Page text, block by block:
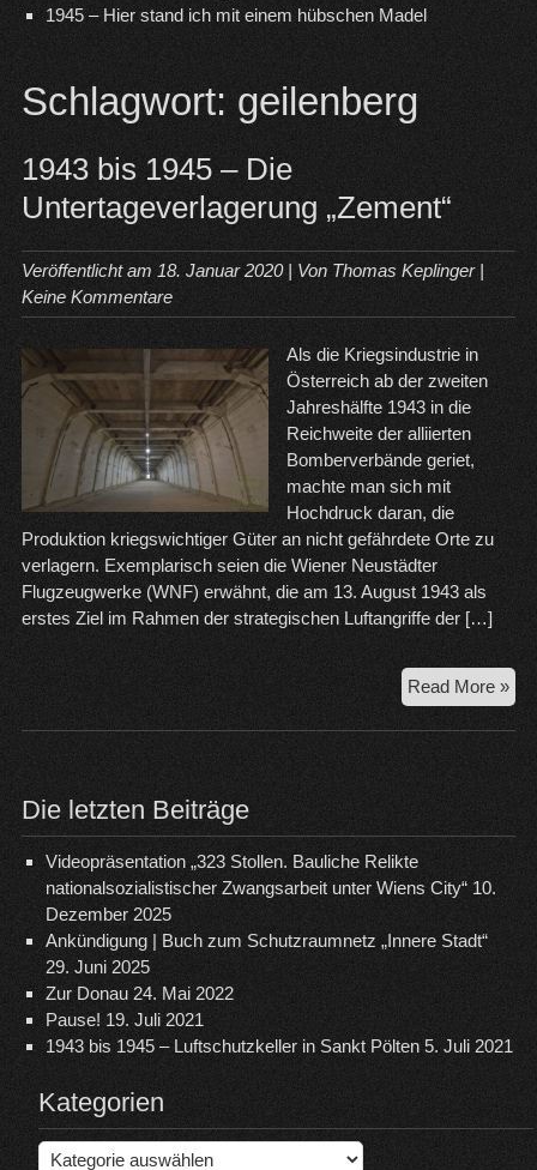
1945 – Hier stand ich mit einem hübschen Madel
Schlagwort: geilenberg
1943 bis 1945 – Die
Untertageverlagerung „Zement“
Veröffentlicht am 18. Januar 2020| Von Thomas Keplinger|
Keine Kommentare
Als die Kriegsindustrie in
Österreich ab der zweiten
Jahreshälfte 1943 in die
Reichweite der alliierten
Bomberverbände geriet,
machte man sich mit
Hochdruck daran, die
Produktion kriegswichtiger Güter an nicht gefährdete Orte zu
verlagern. Exemplarisch seien die Wiener Neustädter
Flugzeugwerke (WNF) erwähnt, die am 13. August 1943 als
erstes Ziel im Rahmen der strategischen Luftangriffe der […]
Read More »
bis
Die letzten Beiträge
Videopräsentation „323 Stollen. Bauliche Relikte
nationalsozialistischer Zwangsarbeit unter Wiens City“ 10.
Dezember 2025
Ankündigung | Buch zum Schutzraumnetz „Innere Stadt“
29. Juni 2025
Zur Donau 24. Mai 2022
Pause! 19. Juli 2021
1943 bis 1945 – Luftschutzkeller in Sankt Pölten 5. Juli 2021
Kategorien
Kategorien